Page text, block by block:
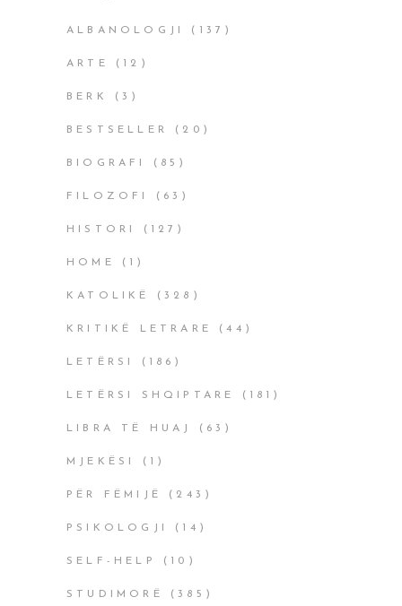
ALBANOLOGJI (137)
ARTE (12)
BERK (3)
BESTSELLER (20)
BIOGRAFI (85)
FILOZOFI (63)
HISTORI (127)
HOME (1)
KATOLIKË (328)
KRITIKË LETRARE (44)
LETËRSI (186)
LETËRSI SHQIPTARE (181)
LIBRA TË HUAJ (63)
MJEKËSI (1)
PËR FËMIJË (243)
PSIKOLOGJI (14)
SELF-HELP (10)
STUDIMORË (385)